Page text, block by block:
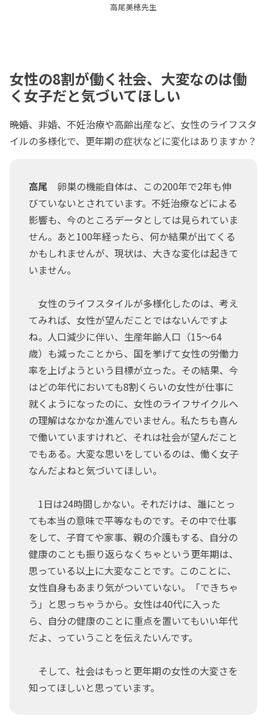
高尾美穂先生
女性の8割が働く社会、大変なのは働
く女子だと気づいてほしい
――晩婚、非婚、不妊治療や高齢出産など、女性のライフスタ
イルの多様化で、更年期の症状などに変化はありますか？
高尾 卵巣の機能自体は、この200年で2年も伸
びていないとされています。不妊治療などによる
影響も、今のところデータとしては見られていま
せん。あと100年経ったら、何か結果が出てくる
かもしれませんが、現状は、大きな変化は起きて
いません。
女性のライフスタイルが多様化したのは、考え
てみれば、女性が望んだことではないんですよ
ね。人口減少に伴い、生産年齢人口（15～64
歳）も減ったことから、国を挙げて女性の労働力
率を上げようという目標が立った。その結果、今
はどの年代においても8割くらいの女性が仕事に
就くようになったのに、女性のライフサイクルへ
の理解はなかなか進んでいません。私たちも喜ん
で働いていますけれど、それは社会が望んだこと
でもある。大変な思いをしているのは、働く女子
なんだよねと気づいてほしい。
1日は24時間しかない。それだけは、誰にとっ
ても本当の意味で平等なものです。その中で仕事
をして、子育てや家事、親の介護もする、自分の
健康のことも振り返らなくちゃという更年期は、
思っている以上に大変なことです。このことに、
女性自身もあまり気がついていない。「できちゃ
う」と思っちゃうから。女性は40代に入った
ら、自分の健康のことに重点を置いてもいい年代
だよ、っていうことを伝えたいんです。
そして、社会はもっと更年期の女性の大変さを
知ってほしいと思っています。